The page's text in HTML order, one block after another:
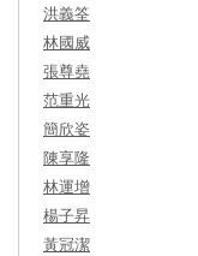
洪義筌
林國威
張尊堯
范重光
簡欣姿
陳享隆
林運增
楊子昇
黃冠潔